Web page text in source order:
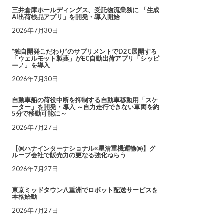
三井倉庫ホールディングス、受託物流業務に 「生成
AI出荷検品アプリ」を開発・導入開始
2026年7月30日
“独自開発こだわり”のサプリメントでD2C展開する
「ウェルモット製薬」がEC自動出荷アプリ「シッピ
ーノ」を導入
2026年7月30日
自動車船の荷役中断を抑制する自動車移動用「スケ
ーター」を開発・導入 ～自力走行できない車両を約
5分で移動可能に～
2026年7月27日
【㈱ハナインターナショナル×星清重機運輸㈱】グ
ループ会社で販売力の更なる強化ねらう
2026年7月27日
東京ミッドタウン八重洲でロボット配送サービスを
本格始動
2026年7月27日